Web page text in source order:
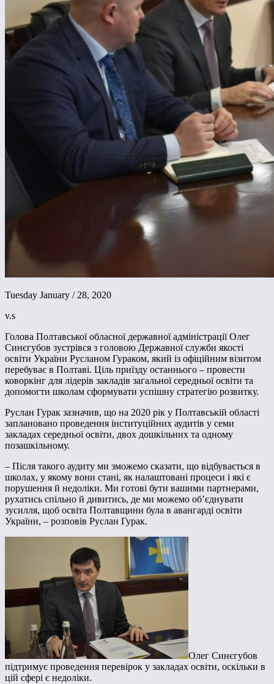
Tuesday January / 28, 2020
v.s
Голова Полтавської обласної державної адміністрації Олег
Синєгубов зустрівся з головою Державної служби якості
освіти України Русланом Гураком, який із офіційним візитом
перебуває в Полтаві. Ціль приїзду останнього – провести
коворкінг для лідерів закладів загальної середньої освіти та
допомогти школам сформувати успішну стратегію розвитку.
Руслан Гурак зазначив, що на 2020 рік у Полтавській області
заплановано проведення інституційних аудитів у семи
закладах середньої освіти, двох дошкільних та одному
позашкільному.
– Після такого аудиту ми зможемо сказати, що відбувається в
школах, у якому вони стані, як налаштовані процеси і які є
порушення й недоліки. Ми готові бути вашими партнерами,
рухатись спільно й дивитись, де ми можемо об’єднувати
зусилля, щоб освіта Полтавщини була в авангарді освіти
України, – розповів Руслан Гурак.
Олег Синєгубов
підтримує проведення перевірок у закладах освіти, оскільки в
цій сфері є недоліки.